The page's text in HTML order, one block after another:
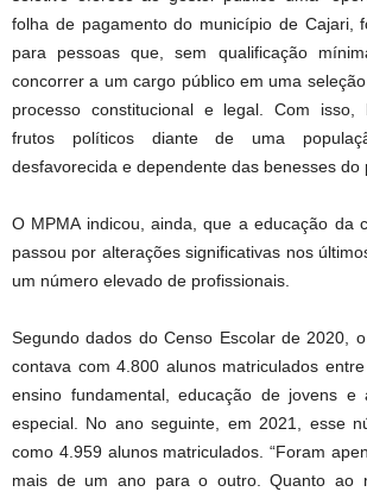
folha de pagamento do município de Cajari,
para pessoas que, sem qualificação
concorrer a um cargo público em uma
processo constitucional e legal. Com isso,
frutos políticos diante de uma
desfavorecida e dependente das benesses do
O MPMA indicou, ainda, que a educação da
passou por alterações significativas nos
um número elevado de profissionais.
Segundo dados do Censo Escolar de 2020,
contava com 4.800 alunos matriculados
ensino fundamental, educação de jovens e
especial. No ano seguinte, em 2021, esse
como 4.959 alunos matriculados. “Foram
mais de um ano para o outro. Quanto ao